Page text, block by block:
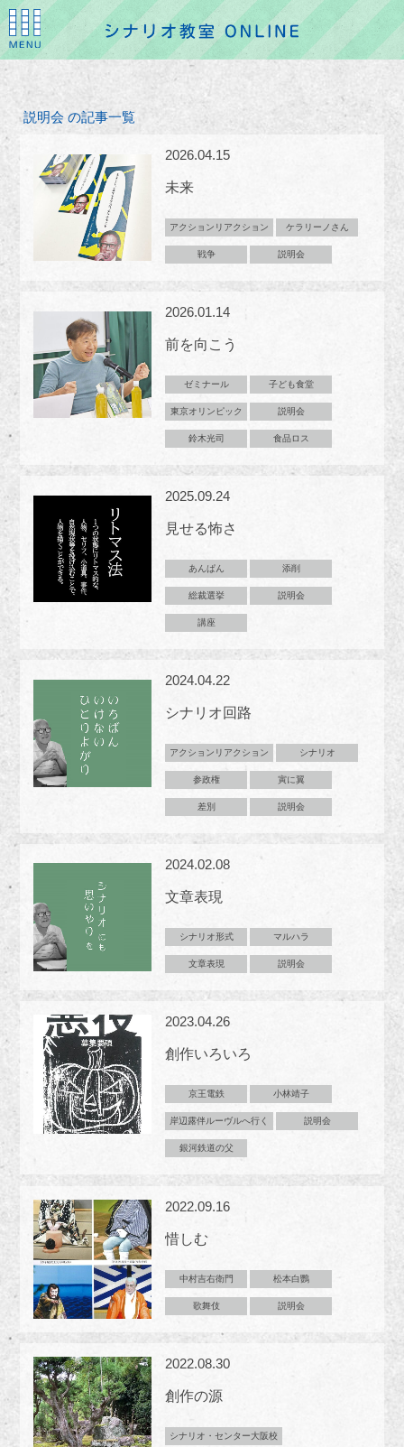
説明会 の記事一覧
2026.04.15
未来
アクションリアクション ケラリーノさん
戦争 説明会
2026.01.14
前を向こう
ゼミナール 子ども食堂
東京オリンピック 説明会
鈴木光司 食品ロス
2025.09.24
見せる怖さ
あんぱん 添削
総裁選挙 説明会
講座
2024.04.22
シナリオ回路
アクションリアクション シナリオ
参政権 寅に翼
差別 説明会
2024.02.08
文章表現
シナリオ形式 マルハラ
文章表現 説明会
2023.04.26
創作いろいろ
京王電鉄 小林靖子
岸辺露伴ルーヴルへ行く 説明会
銀河鉄道の父
2022.09.16
惜しむ
中村吉右衛門 松本白鸚
歌舞伎 説明会
2022.08.30
創作の源
シナリオ・センター大阪校